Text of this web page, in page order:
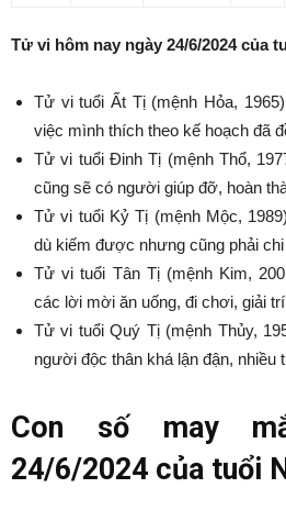
Tử vi hôm nay ngày 24/6/2024 của
Tử vi tuổi Ất Tị (mệnh Hỏa,
việc mình thích theo kế hoạch đã
Tử vi tuổi Đinh Tị (mệnh Thổ,
cũng sẽ có người giúp đỡ, hoàn
Tử vi tuổi Kỷ Tị (mệnh Mộc,
dù kiếm được nhưng cũng phải
Tử vi tuổi Tân Tị (mệnh Kim,
các lời mời ăn uống, đi chơi, giải
Tử vi tuổi Quý Tị (mệnh Thủy,
người độc thân khá lận đận, nhiều
Con số may
24/6/2024 của tuổi